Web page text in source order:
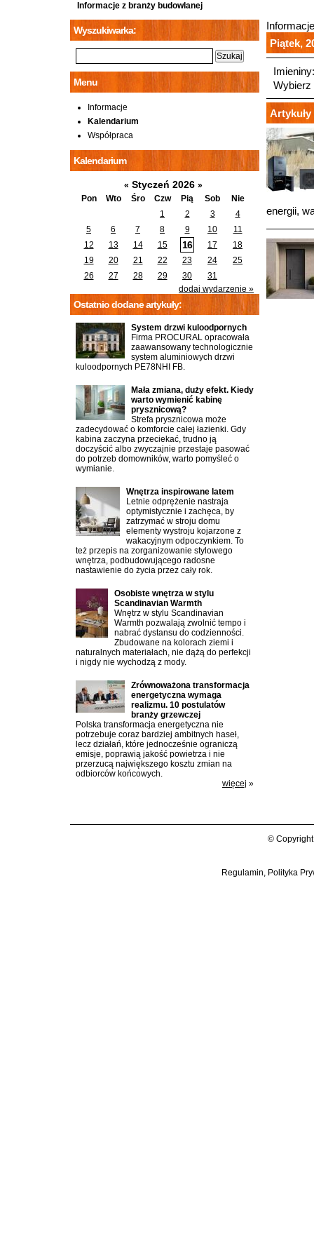
Informacje z branży budowlanej
Piątek,
Wybierz
energii,
Wyszukiwarka:
Menu
Informacje
Kalendarium
Współpraca
Kalendarium
« Styczeń 2026 »
Pon
Wto Śro Czw Pią Sob
Nie
1
2 3
4
5
6 7 8 9 10
11
12
13 14 15 16 17
18
19
20 21 22 23 24
25
26
27 28 29 30
31
dodaj wydarzenie »
Ostatnio dodane artykuły:
System drzwi kuloodpornych
Firma PROCURAL opracowała
zaawansowany technologicznie
system aluminiowych drzwi
kuloodpornych PE78NHI FB.
Mała zmiana, duży efekt. Kiedy
warto wymienić kabinę
prysznicową?
Strefa prysznicowa może
zadecydować o komforcie całej łazienki. Gdy
kabina zaczyna przeciekać, trudno ją
doczyścić albo zwyczajnie przestaje pasować
do potrzeb domowników, warto pomyśleć o
wymianie.
Wnętrza inspirowane latem
Letnie odprężenie nastraja
optymistycznie i zachęca, by
zatrzymać w stroju domu
elementy wystroju kojarzone z
wakacyjnym odpoczynkiem. To
też przepis na zorganizowanie stylowego
wnętrza, podbudowującego radosne
nastawienie do życia przez cały rok.
Osobiste wnętrza w stylu
Scandinavian Warmth
Wnętrz w stylu Scandinavian
Warmth pozwalają zwolnić tempo i
nabrać dystansu do codzienności.
Zbudowane na kolorach ziemi i
naturalnych materiałach, nie dążą do perfekcji
i nigdy nie wychodzą z mody.
Zrównoważona transformacja
energetyczna wymaga
realizmu. 10 postulatów
branży grzewczej
Polska transformacja energetyczna nie
potrzebuje coraz bardziej ambitnych haseł,
lecz działań, które jednocześnie ograniczą
emisje, poprawią jakość powietrza i nie
przerzucą największego kosztu zmian na
odbiorców końcowych.
więcej »
©
Regulamin, Polityka